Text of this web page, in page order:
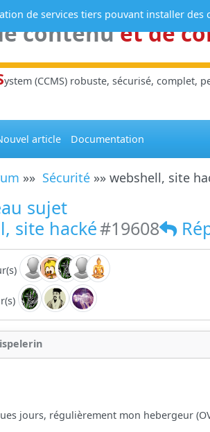
contenuet de
ystem (CCMS) robuste, sécurisé, complet,
article Documentation
»» Sécurité»» webshell, site
sujet
site hacké#19608
jours, régulièrement mon hebergeur
de services tiers pouvant installer des